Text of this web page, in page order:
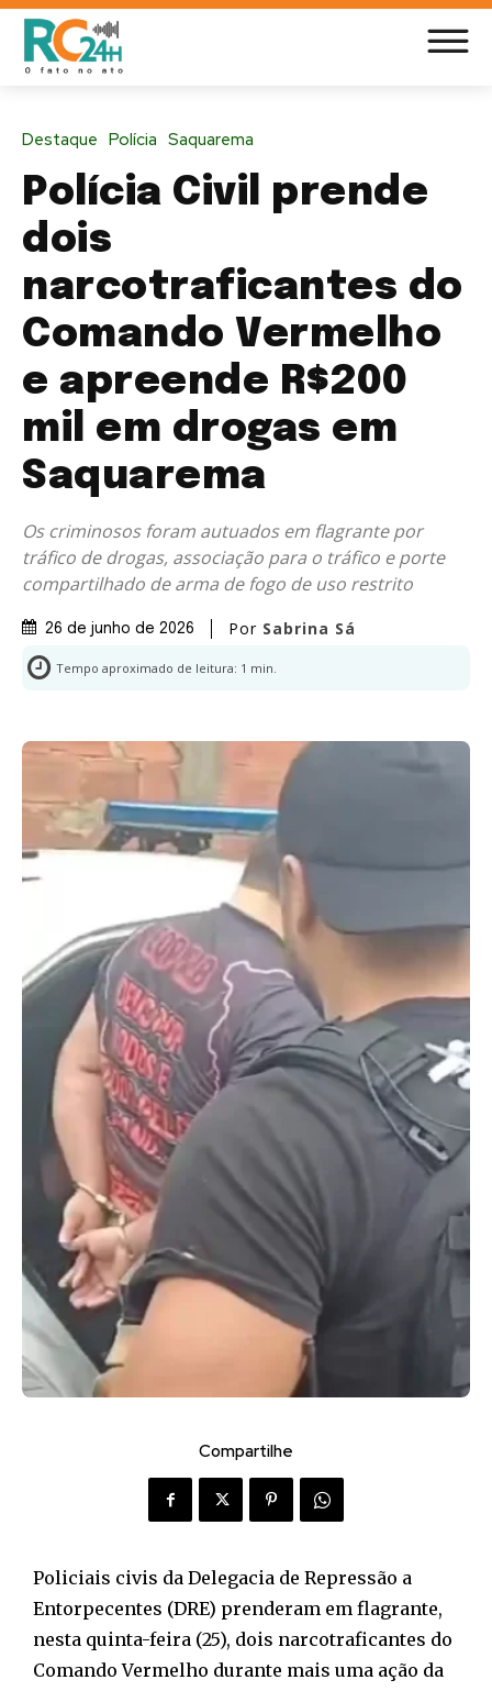
Destaque Polícia Saquarema
Polícia Civil prende
dois
narcotraficantes do
Comando Vermelho
e apreende R$200
mil em drogas em
Saquarema
Os criminosos foram autuados em flagrante por
tráfico de drogas, associação para o tráfico e porte
compartilhado de arma de fogo de uso restrito
26 de junho de 2026 Por Sabrina Sá
Tempo aproximado de leitura: 1 min.
Compartilhe
Policiais civis da Delegacia de Repressão a
Entorpecentes (DRE) prenderam em flagrante,
nesta quinta-feira (25), dois narcotraficantes do
Comando Vermelho durante mais uma ação da